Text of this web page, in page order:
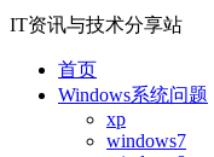
IT资讯与技术分享站
首页
Windows系统问题
xp
windows7